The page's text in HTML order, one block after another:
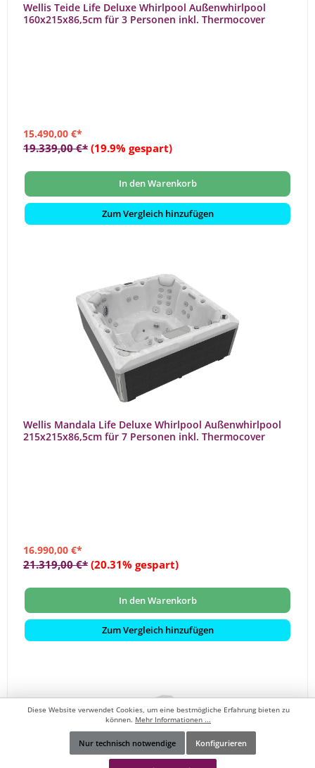
Wellis Teide Life Deluxe Whirlpool Außenwhirlpool
160x215x86,5cm für 3 Personen inkl. Thermocover
15.490,00 €*
19.339,00 €* (19.9% gespart)
In den Warenkorb
Zum Vergleich hinzufügen
Wellis Mandala Life Deluxe Whirlpool Außenwhirlpool
215x215x86,5cm für 7 Personen inkl. Thermocover
16.990,00 €*
21.319,00 €* (20.31% gespart)
In den Warenkorb
Zum Vergleich hinzufügen
Werkzeugleiste anzeigen
Diese Website verwendet Cookies, um eine bestmögliche Erfahrung bieten zu
können. Mehr Informationen ...
Nur technisch notwendige Konfigurieren